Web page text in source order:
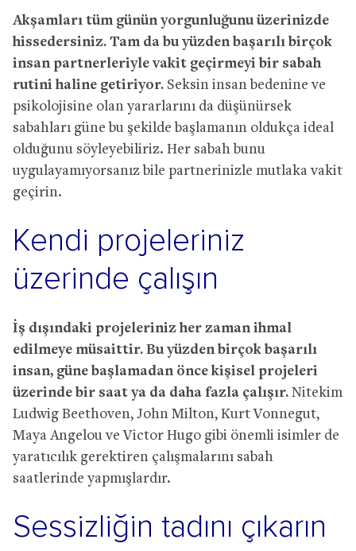
Akşamları tüm günün yorgunluğunu üzerinizde
hissedersiniz. Tam da bu yüzden başarılı birçok
insan partnerleriyle vakit geçirmeyi bir sabah
rutini haline getiriyor. Seksin insan bedenine ve
psikolojisine olan yararlarını da düşünürsek
sabahları güne bu şekilde başlamanın oldukça ideal
olduğunu söyleyebiliriz. Her sabah bunu
uygulayamıyorsanız bile partnerinizle mutlaka vakit
geçirin.
Kendi projeleriniz
üzerinde çalışın
İş dışındaki projeleriniz her zaman ihmal
edilmeye müsaittir. Bu yüzden birçok başarılı
insan, güne başlamadan önce kişisel projeleri
üzerinde bir saat ya da daha fazla çalışır. Nitekim
Ludwig Beethoven, John Milton, Kurt Vonnegut,
Maya Angelou ve Victor Hugo gibi önemli isimler de
yaratıcılık gerektiren çalışmalarını sabah
saatlerinde yapmışlardır.
Sessizliğin tadını çıkarın